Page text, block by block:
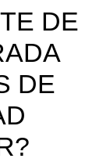
DE
DE